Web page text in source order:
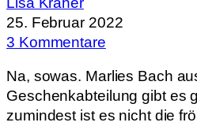
25. Februar 2022
3 Kommentare
Na, sowas. Marlies Bach
Geschenkabteilung gibt es
zumindest ist es nicht die